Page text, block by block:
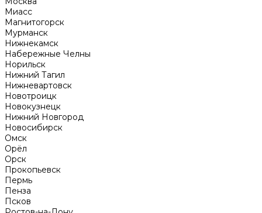
Миасс
Магнитогорск
Мурманск
Нижнекамск
Набережные Челны
Норильск
Нижний Тагил
Нижневартовск
Новотроицк
Новокузнецк
Нижний Новгород
Новосибирск
Омск
Орёл
Орск
Прокопьевск
Пермь
Пенза
Псков